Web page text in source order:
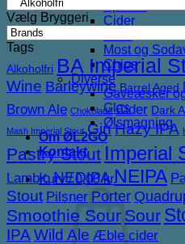
Cider
Most og
Chips
Diverse
Gaveæsker
Glas
Ølsmagning
Om ØL2GO
Kontakt
Kurv /0,00kr.
Vælg Bryggeri
Tags
Alkoholfri BA Imperial
Wine Barleywine Barrel Aged
Brown Ale Chokolade Cider Dark
Mash Imperial Stout GinHazy IPA
Pastry Stout Imperial
Lambic NEDIPA NEIPA
Stout Pilsner Porter
Smoothie Sour Sour
IPA Wild Ale Æble cider